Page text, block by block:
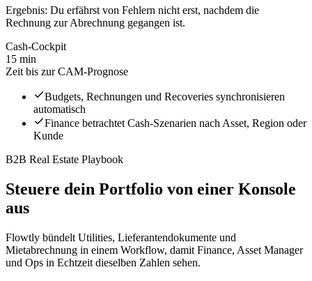
Ergebnis: Du erfährst von Fehlern nicht erst, nachdem die
Rechnung zur Abrechnung gegangen ist.
Cash-Cockpit
15 min
Zeit bis zur CAM-Prognose
Budgets, Rechnungen und Recoveries synchronisieren
automatisch
Finance betrachtet Cash-Szenarien nach Asset, Region oder
Kunde
B2B Real Estate Playbook
Steuere dein Portfolio von einer Konsole
aus
Flowtly bündelt Utilities, Lieferantendokumente und
Mietabrechnung in einem Workflow, damit Finance, Asset Manager
und Ops in Echtzeit dieselben Zahlen sehen.